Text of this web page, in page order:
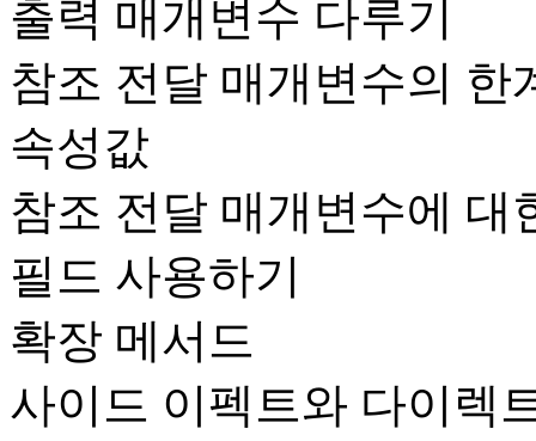
출력 매개변수 다루기
참조 전달 매개변수의 한
속성값
참조 전달 매개변수에 대
필드 사용하기
확장 메서드
사이드 이펙트와 다이렉